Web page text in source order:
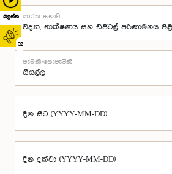
බලන්න
02
කාරක සභාව
පැමිණි/නොපැමිණි
දින සිට (YYYY-MM-DD)
දින දක්වා (YYYY-MM-DD)